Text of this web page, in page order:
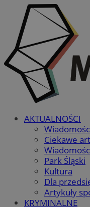
AKTUALNOŚCI
Ciekawe
Park Śląski
Kultura
Dla
Artykuły
KRYMINALNE